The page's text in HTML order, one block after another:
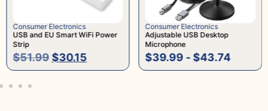
Consumer Electronics
USB and EU Smart WiFi Power
Strip
$51.99 $30.15
Consumer Electronics
Adjustable USB Desktop
Microphone
$39.99 - $43.74